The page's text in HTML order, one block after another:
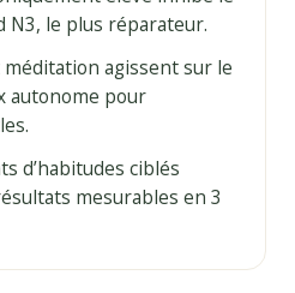
N3, le plus réparateur.
agissent sur le
autonome pour
d’habitudes ciblés
mesurables en 3